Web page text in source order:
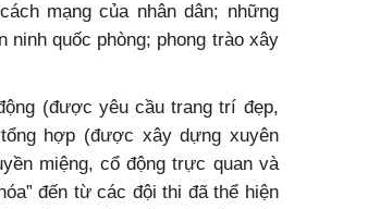
mạng của nhân dân; những
ninh quốc phòng; phong trào xây
(được yêu cầu trang trí đẹp,
hợp (được xây dựng xuyên
miệng, cổ động trực quan và
đến từ các đội thi đã thể hiện